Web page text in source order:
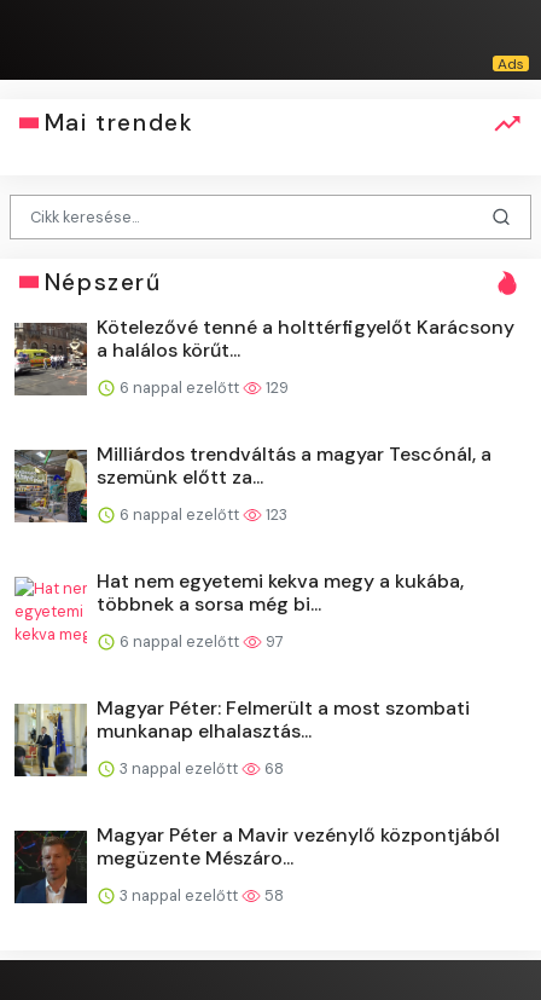
Mai trendek
Népszerű
Kötelezővé tenné a holttérfigyelőt Karácsony
a halálos körűt...
6 nappal ezelőtt 129
Milliárdos trendváltás a magyar Tescónál, a
szemünk előtt za...
6 nappal ezelőtt 123
Hat nem egyetemi kekva megy a kukába,
többnek a sorsa még bi...
6 nappal ezelőtt 97
Magyar Péter: Felmerült a most szombati
munkanap elhalasztás...
3 nappal ezelőtt 68
Magyar Péter a Mavir vezénylő központjából
megüzente Mészáro...
3 nappal ezelőtt 58